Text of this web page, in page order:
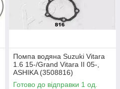
Помпа водяна Suzuki Vitara
1.6 15-/Grand Vitara II 05-,
ASHIKA (3508816)
Готово до відправки 1 од.